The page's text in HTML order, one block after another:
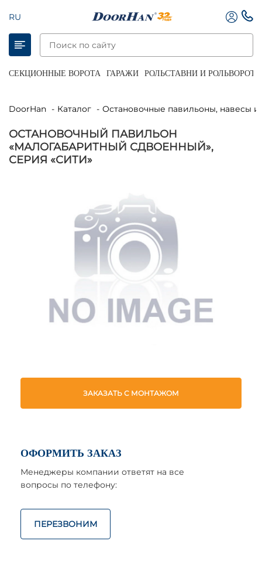
RU
СЕКЦИОННЫЕ ВОРОТА ГАРАЖИ РОЛЬСТАВНИ И РОЛЬВОРОТА
DoorHan Каталог Остановочные павильоны, навесы
ОСТАНОВОЧНЫЙ ПАВИЛЬОН
«МАЛОГАБАРИТНЫЙ СДВОЕННЫЙ»,
СЕРИЯ «СИТИ»
ЗАКАЗАТЬ С МОНТАЖОМ
ОФОРМИТЬ ЗАКАЗ
Менеджеры компании ответят на все
вопросы по телефону:
ПЕРЕЗВОНИМ